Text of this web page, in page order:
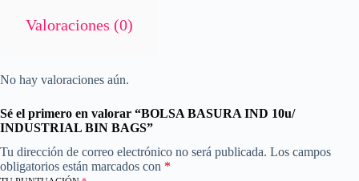
cantidadValoraciones (0)
No hay valoraciones aún.
Sé el primero en valorar “BOLSA BASURA IND 10u/
INDUSTRIAL BIN BAGS”
Tu dirección de correo electrónico no será publicada. Los campos
obligatorios están marcados con *